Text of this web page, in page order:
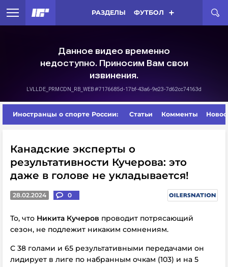
РАЗДЕЛЫ ФУТБОЛ
Иностранцы о спорте России: Статьи Комменты
Канадские эксперты о
результативности Кучерова: это
даже в голове не укладывается!
28.02.2024 0
То, что Никита Кучеров проводит потрясающий
сезон, не подлежит никаким сомнениям.
С 38 голами и 65 результативными передачами он
лидирует в лиге по набранным очкам (103) и на 5